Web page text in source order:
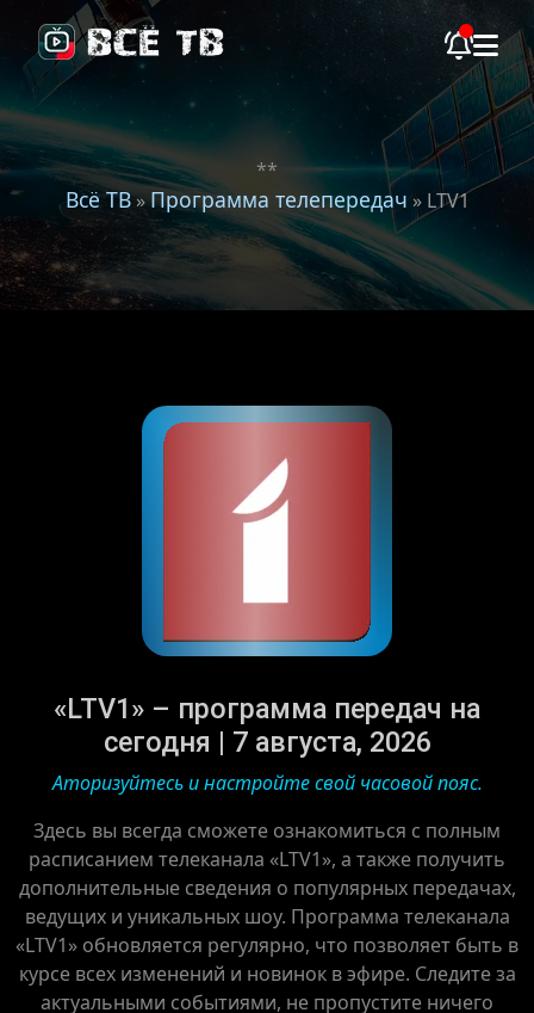
**
Всё ТВ»Программа телепередач » LTV1
«LTV1» – программа передач на
сегодня | 7 августа, 2026
Аторизуйтесь и настройте свой часовой пояс.
Здесь вы всегда сможете ознакомиться с полным
расписанием телеканала «LTV1», а также получить
дополнительные сведения о популярных передачах,
ведущих и уникальных шоу. Программа телеканала
«LTV1» обновляется регулярно, что позволяет быть в
курсе всех изменений и новинок в эфире. Следите за
актуальными событиями, не пропустите ничего